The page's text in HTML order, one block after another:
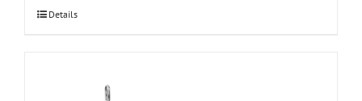
Details